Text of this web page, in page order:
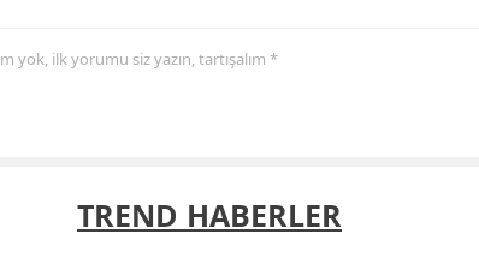
yok, ilk yorumu siz yazın, tartışalım *
TREND HABERLER